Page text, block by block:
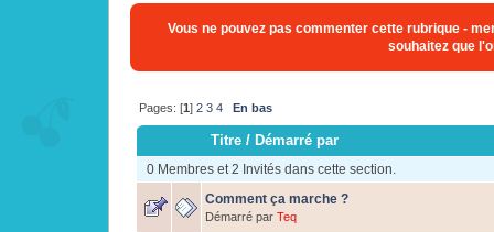
Vous ne pouvez pas commenter cette rubrique -
souhaitez que
Pages: [1]2 3 4 En bas
Titre /Démarré par
0 Membres et 2 Invités dans cette section.
Comment ça marche ?
Démarré par Teq